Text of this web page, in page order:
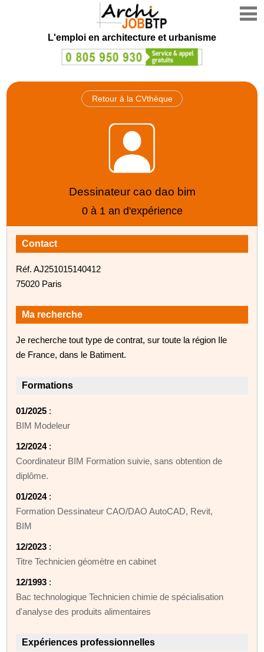
L'emploi en architecture et urbanisme
Retour à la CVthèque
Dessinateur cao dao bim
0 à 1 an d'expérience
Contact
Réf. AJ251015140412
75020 Paris
Ma recherche
Je recherche tout type de contrat, sur toute la région Ile
de France, dans le Batiment.
Formations
01/2025 :
BIM Modeleur
12/2024:
Coordinateur BIM Formation suivie, sans obtention de
diplôme.
01/2024:
Formation Dessinateur CAO/DAO AutoCAD, Revit,
BIM
12/2023 :
Titre Technicien géomètre en cabinet
12/1993 :
Bac technologique Technicien chimie de spécialisation
d'analyse des produits alimentaires
Expériences professionnelles